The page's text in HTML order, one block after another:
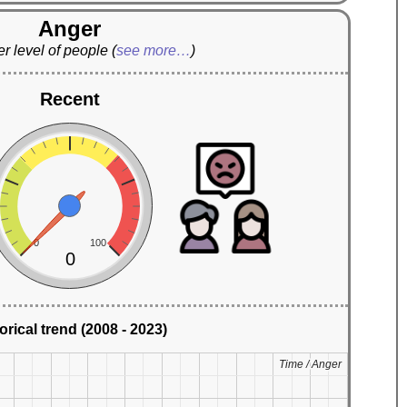
Anger
level of people(see more…)
Recent
0 100
0
trend (2008 - 2023)
Time / Anger
Time / Anger